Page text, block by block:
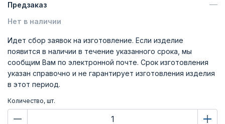
Предзаказ
Нет в наличии
Идет сбор заявок на изготовление. Если изделие
появится в наличии в течение указанного срока, мы
сообщим Вам по электронной почте. Срок изготовления
указан справочно и не гарантирует изготовления изделия
в этот период.
Количество, шт.